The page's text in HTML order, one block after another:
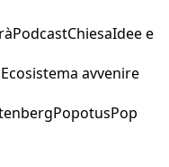
PodcastChiesaIdee e
Ecosistema avvenire
PopotusPop